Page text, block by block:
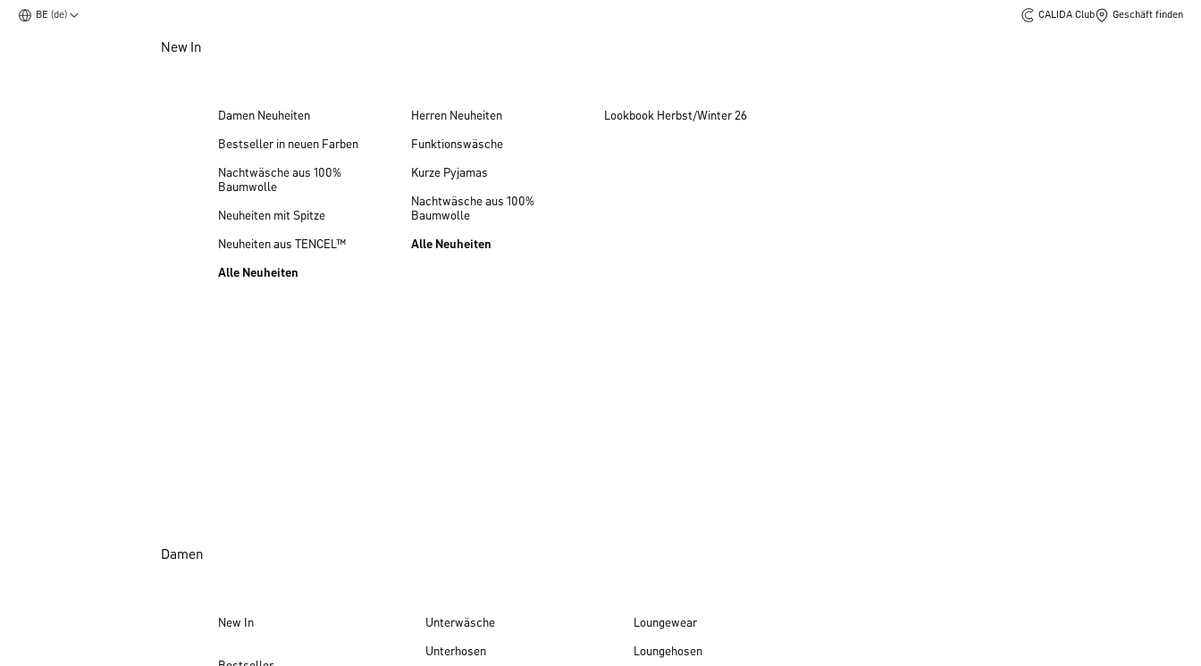
BE (de) CALIDA Club Geschäft finden
Zum Hauptinhalt springenNew In
Damen Neuheiten
Bestseller in neuen Farben
Nachtwäsche aus 100%
Baumwolle
Neuheiten mit Spitze
Neuheiten aus TENCEL™
Alle Neuheiten
Herren Neuheiten
Funktionswäsche
Kurze Pyjamas
Nachtwäsche aus 100%
Baumwolle
Alle Neuheiten
Lookbook Herbst/Winter 26
Damen
New In Unterwäsche
Unterhosen
Loungewear
Loungehosen